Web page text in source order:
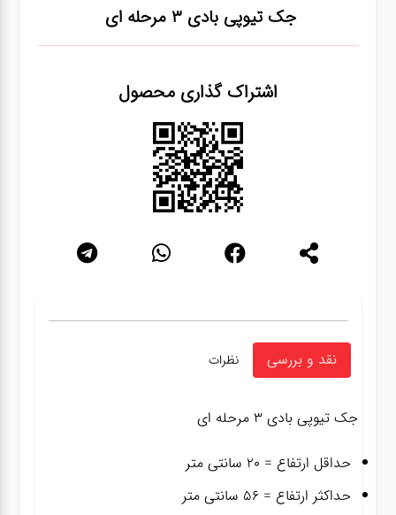
فنی
جک تیوپی بادی ۳ مرحله ای
اشتراک گذاری محصول
نقد و بررسی نظرات
جک تیوپی بادی ۳ مرحله ای
حداقل ارتفاع = ۲۰ سانتی متر
حداکثر ارتفاع = ۵۶ سانتی متر